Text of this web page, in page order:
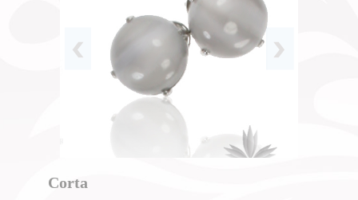
Corta